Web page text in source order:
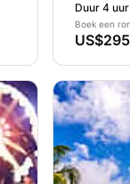
Duur 4 uur
Boek een